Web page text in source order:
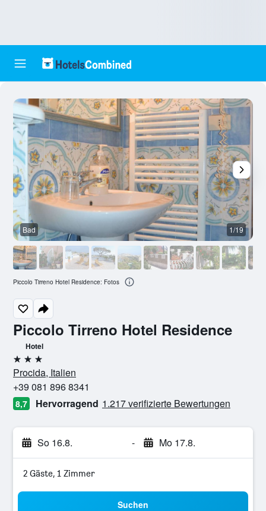
Piccolo Tirreno Hotel Residence
Hotel
3 Sterne
Procida, Italien
+39 081 896 8341
8,7 Hervorragend 1.217 verifizierte Bewertungen
So 16.8. - Mo 17.8.
2 Gäste, 1 Zimmer
Suchen
Bad 1/19
Piccolo Tirreno Hotel Residence: Fotos